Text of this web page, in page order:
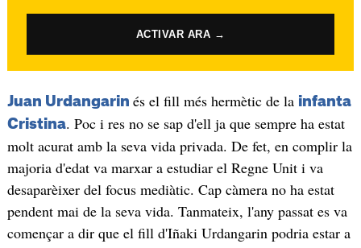
ACTIVAR ARA →
Juan Urdangarin és el fill més hermètic de la infanta
Cristina. Poc i res no se sap d'ell ja que sempre ha estat
molt acurat amb la seva vida privada. De fet, en complir la
majoria d'edat va marxar a estudiar el Regne Unit i va
desaparèixer del focus mediàtic. Cap càmera no ha estat
pendent mai de la seva vida. Tanmateix, l'any passat es va
començar a dir que el fill d'Iñaki Urdangarin podria estar a